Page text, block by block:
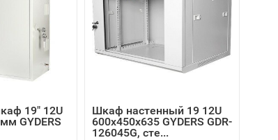
19" 12U
GYDERS
Шкаф настенный 19 12U
600х450х635 GYDERS GDR-
126045G, сте...